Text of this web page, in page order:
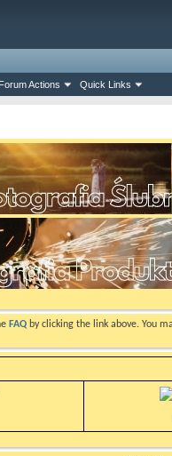
Forum Actions Quick Links
FAQ by clicking the link above. You